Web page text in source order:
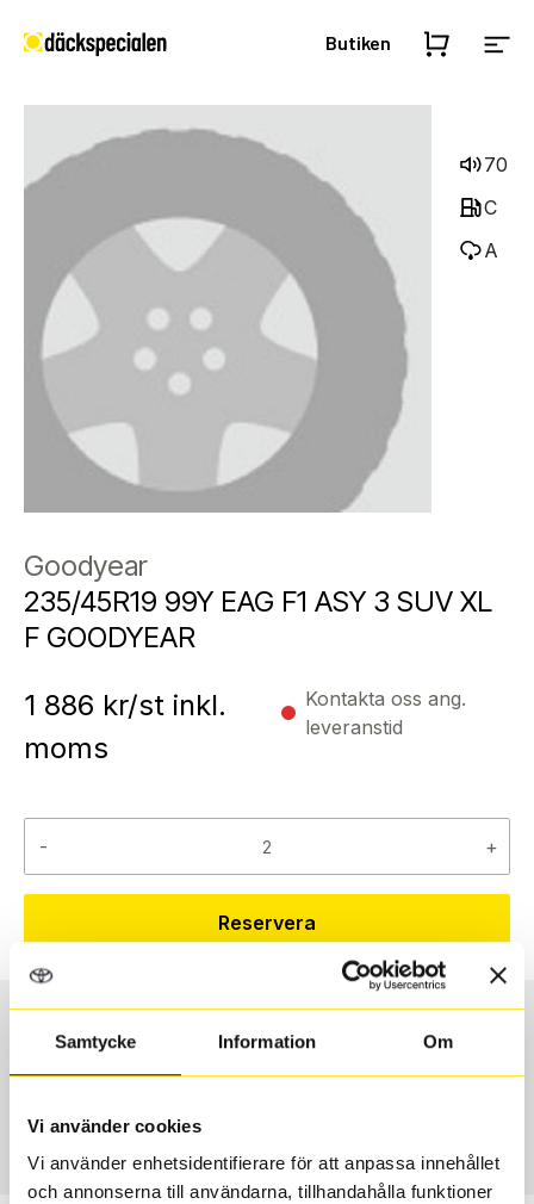
Samtycke Information Om
Vi använder cookies
Vi använder enhetsidentifierare för att anpassa innehållet
och annonserna till användarna, tillhandahålla funktioner
Butiken
70
C
A
Goodyear
235/45R19 99Y EAG F1 ASY 3 SUV XL
F GOODYEAR
1 886 kr/st inkl.
moms
Kontakta oss ang.
leveranstid
- +
Reservera
Däcktyp
USA, 4x4
Däckstorlek
235/45 R 19 99Y
55166